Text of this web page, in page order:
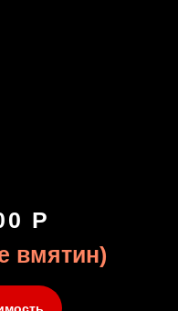
Р
вмятин)